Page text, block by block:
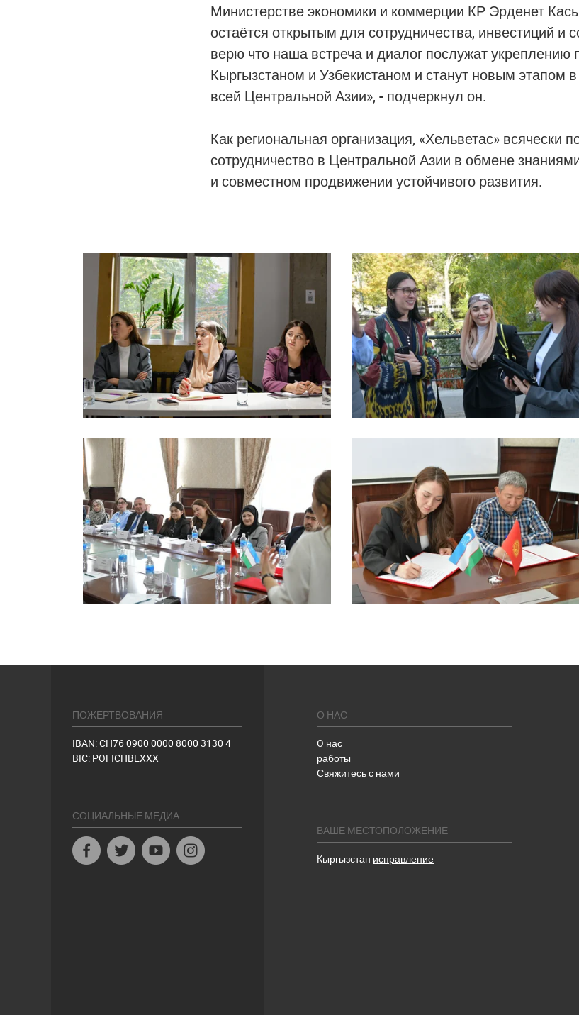
Министерстве экономики и коммерции КР Эрденет
остаётся открытым для сотрудничества, инвестиций и
верю что наша встреча и диалог послужат укреплению
Кыргызстаном и Узбекистаном и станут новым этапом
всей Центральной Азии», - подчеркнул он.
Как региональная организация, «Хельветас» всячески
сотрудничество в Центральной Азии в обмене
и совместном продвижении устойчивого развития.
ПОЖЕРТВОВАНИЯ
IBAN: CH76 0900 0000 8000 3130 4
BIC: POFICHBEXXX
СОЦИАЛЬНЫЕ МЕДИА
FacebookTwitter Youtube
О НАС
O нас
работы
Свяжитесь с нами
ВАШЕ МЕСТОПОЛОЖЕНИЕ
Кыргызстан исправление